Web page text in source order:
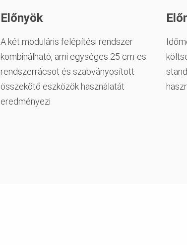
Előnyök
A két moduláris felépítési rendszer
kombinálható, ami egységes 25 cm-es
rendszerrácsot és szabványosított
összekötő eszközök használatát
eredményezi